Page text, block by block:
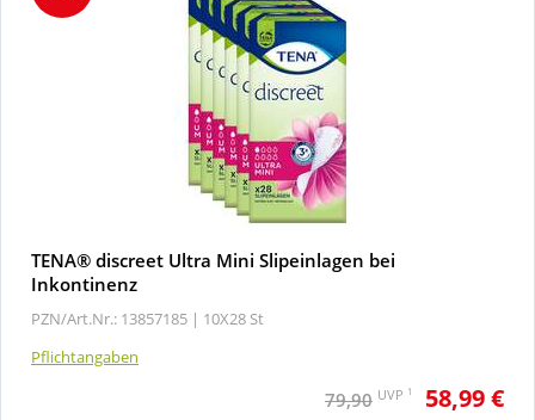
TENA® discreet Ultra Mini Slipeinlagen bei
Inkontinenz
PZN/Art.Nr.: 13857185 | 10X28 St
Pflichtangaben
79,90 UVP 1 58,99 €